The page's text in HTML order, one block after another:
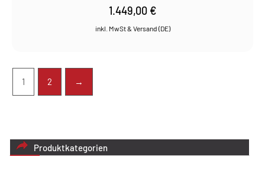
1.449,00 €
1 2 →
Produktkategorien